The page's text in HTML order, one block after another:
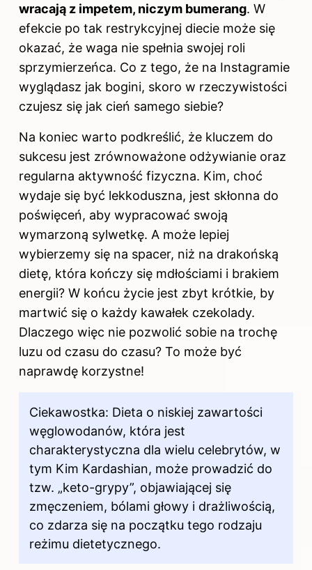
wracają z impetem, niczym bumerang. W
efekcie po tak restrykcyjnej diecie może się
okazać, że waga nie spełnia swojej roli
sprzymierzeńca. Co z tego, że na Instagramie
wyglądasz jak bogini, skoro w rzeczywistości
czujesz się jak cień samego siebie?
Na koniec warto podkreślić, że kluczem do
sukcesu jest zrównoważone odżywianie oraz
regularna aktywność fizyczna. Kim, choć
wydaje się być lekkoduszna, jest skłonna do
poświęceń, aby wypracować swoją
wymarzoną sylwetkę. A może lepiej
wybierzemy się na spacer, niż na drakońską
dietę, która kończy się mdłościami i brakiem
energii? W końcu życie jest zbyt krótkie, by
martwić się o każdy kawałek czekolady.
Dlaczego więc nie pozwolić sobie na trochę
luzu od czasu do czasu? To może być
naprawdę korzystne!
Ciekawostka: Dieta o niskiej zawartości
węglowodanów, która jest
charakterystyczna dla wielu celebrytów, w
tym Kim Kardashian, może prowadzić do
tzw. „keto-grypy”, objawiającej się
zmęczeniem, bólami głowy i drażliwością,
co zdarza się na początku tego rodzaju
reżimu dietetycznego.